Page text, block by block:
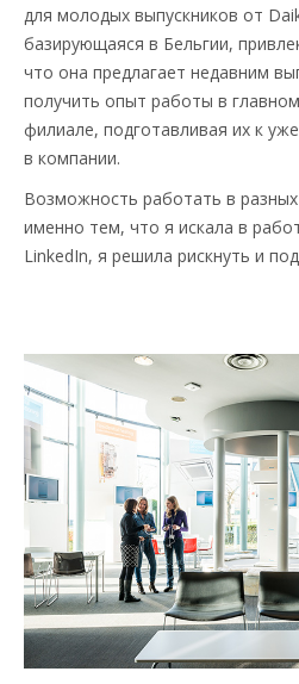
для молодых выпускников от
базирующаяся в Бельгии,
что она предлагает недавним
получить опыт работы в
филиале, подготавливая их к
в компании.
Возможность работать в
именно тем, что я искала в
LinkedIn, я решила рискнуть и